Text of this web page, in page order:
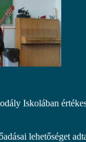
Iskolában
lehetőséget